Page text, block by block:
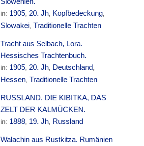
in: 1905,20. Jh, Kopfbedeckung,
Slowakei, Traditionelle Trachten
Tracht aus Selbach, Lora.
Hessisches Trachtenbuch.
in: 1905,20. Jh, Deutschland,
Hessen, Traditionelle Trachten
RUSSLAND. DIE KIBITKA, DAS
ZELT DER KALMÜCKEN.
in: 1888, 19. Jh, Russland
Walachin aus Rustkitza. Rumänien